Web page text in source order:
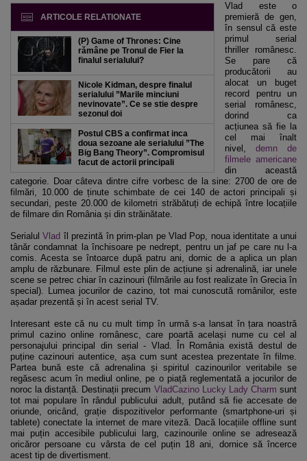
ARTICOLE RELATIONATE
(P) Game of Thrones: Cine
rămâne pe Tronul de Fier la
finalul serialului?
Nicole Kidman, despre finalul
serialului ”Marile minciuni
nevinovate”. Ce se stie despre
sezonul doi
Postul CBS a confirmat inca
doua sezoane ale serialului ”The
Big Bang Theory”. Compromisul
facut de actorii principali
Vlad este o
premieră de gen,
în sensul că este
primul serial
thriller românesc.
Se pare că
producătorii au
alocat un buget
record pentru un
serial românesc,
dorind ca
acțiunea să fie la
cel mai înalt
nivel, demn de
filmele americane
din această
categorie. Doar câteva dintre cifre vorbesc de la sine: 2700 de ore de
filmări, 10.000 de ținute schimbate de cei 140 de actori principali și
secundari, peste 20.000 de kilometri străbătuți de echipă între locațiile
de filmare din România și din străinătate.
SerialulVlad îl prezintă în prim-plan pe Vlad Pop, noua identitate a unui
tânăr condamnat la închisoare pe nedrept, pentru un jaf pe care nu l-a
comis. Acesta se întoarce după patru ani, dornic de a aplica un plan
amplu de răzbunare. Filmul este plin de acțiune și adrenalină, iar unele
scene se petrec chiar în cazinouri (filmările au fost realizate în Grecia în
special). Lumea jocurilor de cazino, tot mai cunoscută românilor, este
așadar prezentă și în acest serial TV.
Interesant este că nu cu mult timp în urmă s-a lansat în țara noastră
primul cazino online românesc, care poartă același nume cu cel al
personajului principal din serial - Vlad. În România există destul de
puține cazinouri autentice, așa cum sunt acestea prezentate în filme.
Partea bună este că adrenalina și spiritul cazinourilor veritabile se
regăsesc acum în mediul online, pe o piață reglementată a jocurilor de
noroc la distanță. Destinații precum VladCazino Lucky Lady Charm sunt
tot mai populare în rândul publicului adult, putând să fie accesate de
oriunde, oricând, grație dispozitivelor performante (smartphone-uri și
tablete) conectate la internet de mare viteză. Dacă locațiile offline sunt
mai puțin accesibile publicului larg, cazinourile online se adresează
oricăror persoane cu vârsta de cel puțin 18 ani, dornice să încerce
acest tip de divertisment.